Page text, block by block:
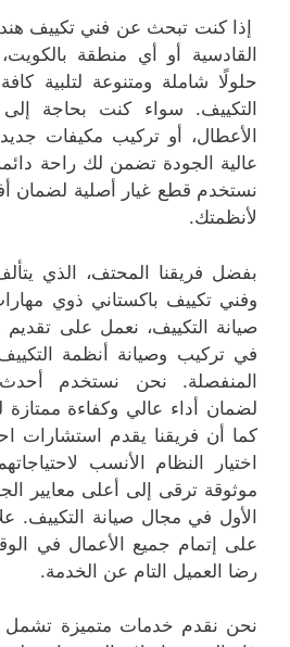
إذا كنت تبحث عن فني تكييف
القادسية أو أي منطقة
حلولًا شاملة ومتنوعة لتلبية
التكييف. سواء كنت بحاجة إلى
الأعطال، أو تركيب مكيفات
عالية الجودة تضمن لك راحة
نستخدم قطع غيار أصلية لضمان
لأنظمتك.
بفضل فريقنا المحتف، الذي
وفني تكييف باكستاني ذوي
صيانة التكييف، نعمل على
في تركيب وصيانة أنظمة
المنفصلة. نحن نستخدم أحدث
لضمان أداء عالي وكفاءة ممتازة
كما أن فريقنا يقدم استشارات
اختيار النظام الأنسب
موثوقة ترقى إلى أعلى معايير
الأول في مجال صيانة التكييف.
على إتمام جميع الأعمال في
رضا العميل التام عن الخدمة.
نحن نقدم خدمات متميزة تشمل